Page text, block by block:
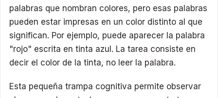
palabras que nombran colores, pero esas palabras
pueden estar impresas en un color distinto al que
significan. Por ejemplo, puede aparecer la palabra
"rojo" escrita en tinta azul. La tarea consiste en
decir el color de la tinta, no leer la palabra.
Esta pequeña trampa cognitiva permite observar